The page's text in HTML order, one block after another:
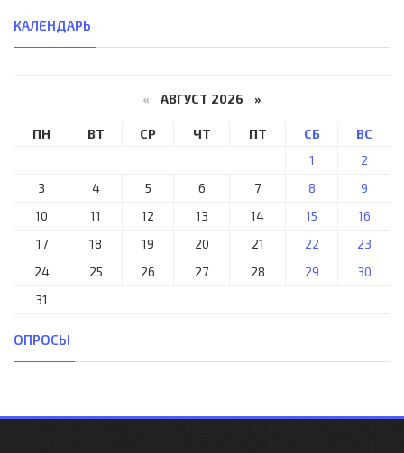
КАЛЕНДАРЬ
« АВГУСТ 2026 »
ПН ВТ СР ЧТ ПТ СБ
ВС
1
2
3
4 5 6 7 8
9
10
11 12 13 14 15
16
17
18 19 20 21 22
23
24
25 26 27 28 29
30
31
ОПРОСЫ